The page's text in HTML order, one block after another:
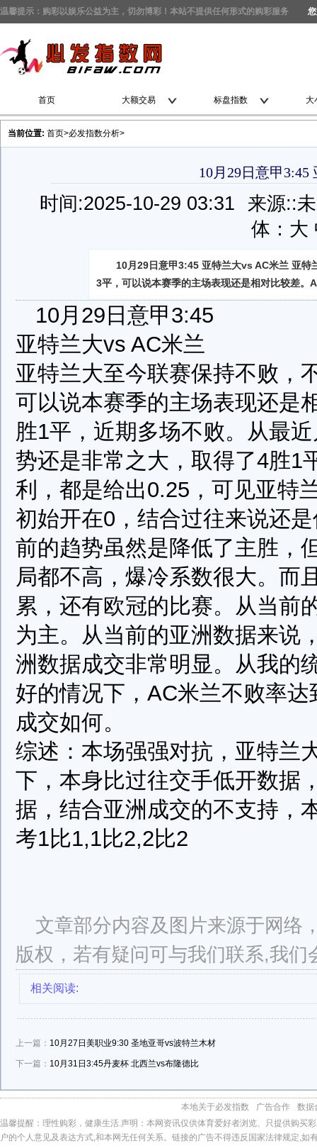
温馨提示：购彩以娱乐公益为主，切勿博彩！本站不提供任何形式的购彩服务
首页 大额交易 标盘指数 大
当前位置: 首页>必发指数分析>
10月29日意甲3:45
时间:2025-10-29 03:31 来源::
体： 大
10月29日意甲3:45 亚特兰大vs AC米兰 亚特
3平，可以说本赛季的主场表现还是相对比较差
10月29日意甲3:45
亚特兰大vs AC米兰
亚特兰大至今联赛保持不败，
可以说本赛季的主场表现还是
胜1平，近期多场不败。从最
势还是非常之大，取得了4胜1
利，都是给出0.25，可见亚特
初始开在0，结合过往来说还
前的趋势虽然是降低了主胜，
局都不高，爆冷系数很大。而
累，还有欧冠的比赛。从当前
为主。从当前的亚洲数据来说
洲数据成交非常明显。从我的
好的情况下，AC米兰不败率
成交如何。
综述：本场强强对抗，亚特兰
下，本身比过往交手低开数据
据，结合亚洲成交的不支持，
考1比1,1比2,2比2
文章部分内容及图片来源于网络
版权，若有疑问可与我们联系,我们
相关阅读:
上一篇： 10月27日美职业9:30 圣地亚哥vs波特兰木材
下一篇： 10月31日3:45丹麦杯 北西兰vs布隆德比
本地关于必发指数 广告合作
数据
温馨提醒：理性购彩，健康生活.声明：本网资讯仅供体育爱好者浏览、只提供购买
户的个人意见及表达方式,和本网无任何关系。链接的广告不得违反国家法律规定,